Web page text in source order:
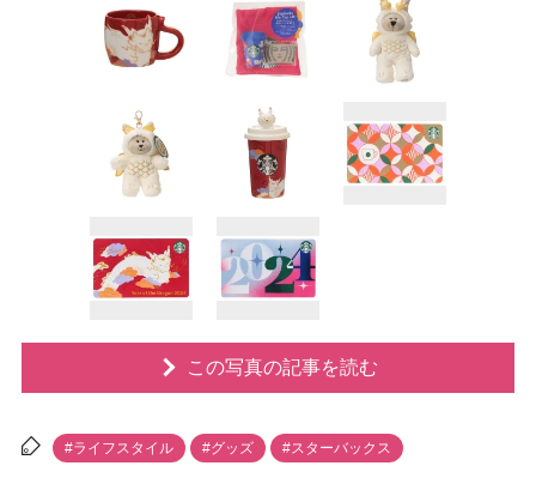
この写真の記事を読む
#ライフスタイル #グッズ #スターバックス